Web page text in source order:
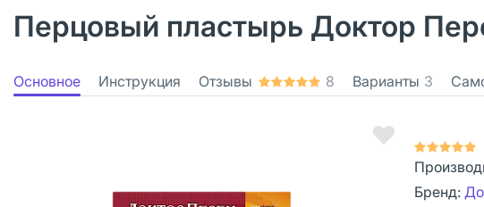
Перцовый пластырь Доктор
Основное Инструкция Отзывы 8 Варианты 3
Бренд: